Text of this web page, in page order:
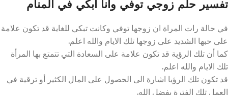
تفسير حلم زوجي توفي وانا ابكي في المنام
في حالة رات المراة ان زوجها توفي وكانت تبكي للغاية قد تكون علامة
على حبها الشديد على زوجها تلك الايام والله اعلم.
كما أن تلك الرؤية قد تكون علامة على السعادة التي تتمتع بها المرأة
تلك الايام والله اعلم.
قد تكون تلك الرؤيا اشارة الى الحصول على المال الكثير أو ترقية في
العمل تلك الفترة بفضل الله.